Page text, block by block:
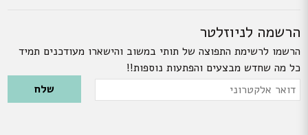
הרשמה לניוזלטר
הרשמו לרשימת התפוצה של תותי במשוב והישארו מעודכנים תמיד
כל מה שחדש מבצעים והפתעות נוספות!!
Please leave this field empty.
דואר